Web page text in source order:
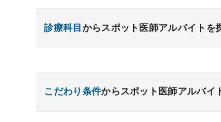
診療科目 からスポット医師アルバイトを
一般内科 呼吸器内科 消化器内科 循環
糖尿病内科 脳神経内科 血液内科 腎臓
リウマチ内科 総合診療科
こだわり条件からスポット医師アルバイ